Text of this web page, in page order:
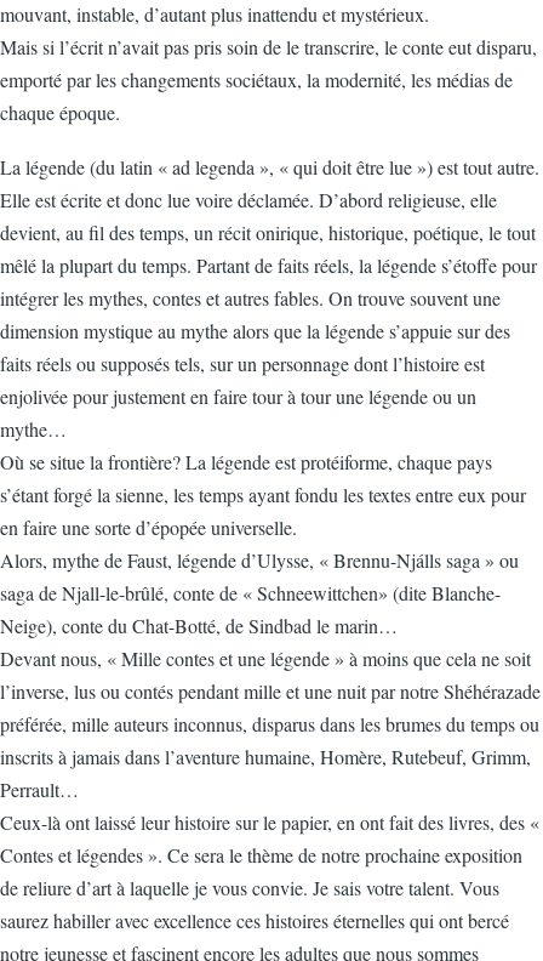
mouvant, instable, d’autant plus inattendu et mystérieux.
Mais si l’écrit n’avait pas pris soin de le transcrire, le conte eut disparu,
emporté par les changements sociétaux, la modernité, les médias de
chaque époque.
La légende (du latin « ad legenda », « qui doit être lue ») est tout autre.
Elle est écrite et donc lue voire déclamée. D’abord religieuse, elle
devient, au fil des temps, un récit onirique, historique, poétique, le tout
mêlé la plupart du temps. Partant de faits réels, la légende s’étoffe pour
intégrer les mythes, contes et autres fables. On trouve souvent une
dimension mystique au mythe alors que la légende s’appuie sur des
faits réels ou supposés tels, sur un personnage dont l’histoire est
enjolivée pour justement en faire tour à tour une légende ou un
mythe…
Où se situe la frontière? La légende est protéiforme, chaque pays
s’étant forgé la sienne, les temps ayant fondu les textes entre eux pour
en faire une sorte d’épopée universelle.
Alors, mythe de Faust, légende d’Ulysse, « Brennu-Njálls saga » ou
saga de Njall-le-brûlé, conte de « Schneewittchen» (dite Blanche-
Neige), conte du Chat-Botté, de Sindbad le marin…
Devant nous, « Mille contes et une légende » à moins que cela ne soit
l’inverse, lus ou contés pendant mille et une nuit par notre Shéhérazade
préférée, mille auteurs inconnus, disparus dans les brumes du temps ou
inscrits à jamais dans l’aventure humaine, Homère, Rutebeuf, Grimm,
Perrault…
Ceux-là ont laissé leur histoire sur le papier, en ont fait des livres, des «
Contes et légendes ». Ce sera le thème de notre prochaine exposition
de reliure d’art à laquelle je vous convie. Je sais votre talent. Vous
saurez habiller avec excellence ces histoires éternelles qui ont bercé
notre jeunesse et fascinent encore les adultes que nous sommes